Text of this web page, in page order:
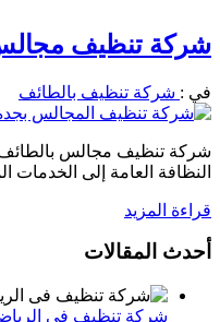
شركة تنظيف
في : شركة تنظيف بالطائف
شركة تنظيف مجالس بالطائف
النظافة العامة إلى
قراءة المزيد
أحدث المقالات
شركة تنظيف فى